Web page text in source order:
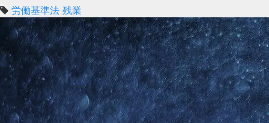
労働基準法 残業